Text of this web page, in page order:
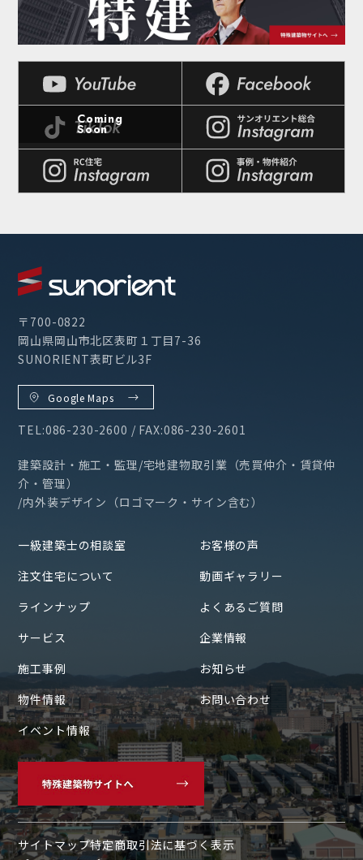
〒700-0822
岡山県岡山市北区表町1丁目7-36
SUNORIENT表町ビル3F
〒700-0822
岡山県岡山市北区表町１丁目7-36
SUNORIENT表町ビル3F
Google Maps
TEL:086-230-2600 / FAX:086-230-2601
建築設計・施工・監理/宅地建物取引業（売買仲介・賃貸仲
介・管理）
/内外装デザイン（ロゴマーク・サイン含む）
一級建築士の相談室
注文住宅について
ラインナップ
サービス
施工事例
物件情報
イベント情報
お客様の声
動画ギャラリー
よくあるご質問
企業情報
お知らせ
お問い合わせ
サイトマップ特定商取引法に基づく表示